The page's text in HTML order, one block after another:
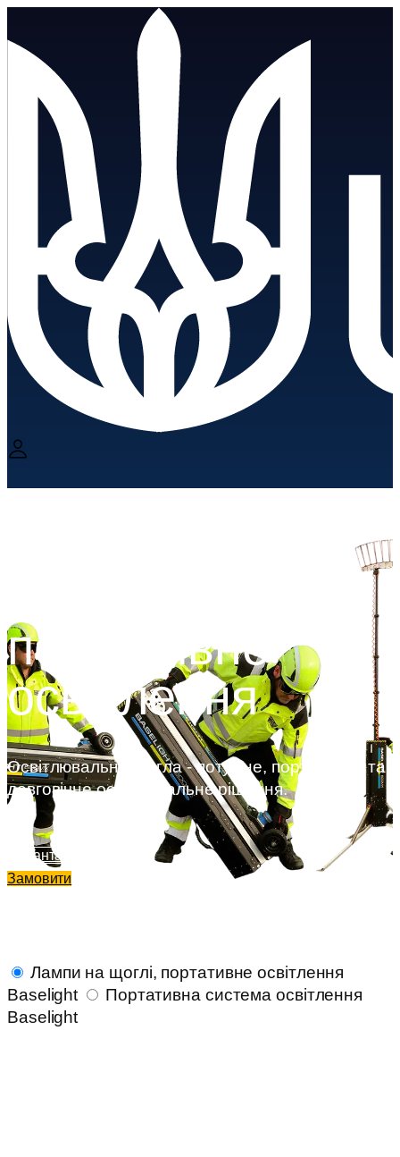
портативне
освітлення
Освітлювальна щогла - потужне, портативне та
довговічне освітлювальне рішення.
Завантажити Каталог
Замовити
Лампи на щоглі, портативне освітлення
Baselight
Портативна система освітлення
Baselight